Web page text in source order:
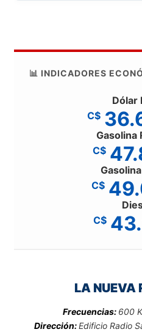
📊 INDICADORES
Dólar
C$
Gasolina
C$
C$
C$
LA NUEVA
Frecuencias: 600
Dirección:Edificio Radio